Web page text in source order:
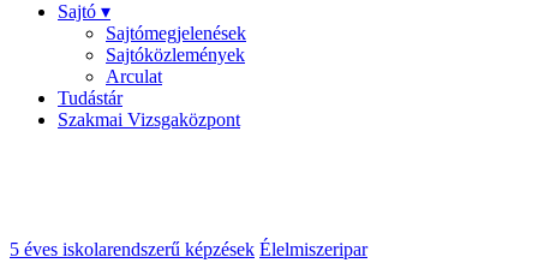
Sajtó ▾
Sajtómegjelenések
Sajtóközlemények
Arculat
Tudástár
Szakmai Vizsgaközpont
5 éves iskolarendszerű képzések Élelmiszeripar